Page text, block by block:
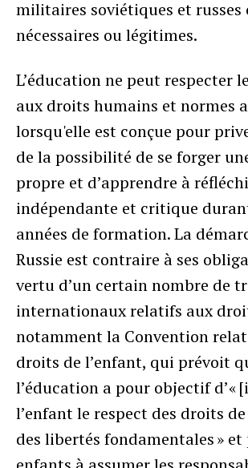
militaires soviétiques et russes
nécessaires ou légitimes.
L’éducation ne peut respecter
aux droits humains et normes
lorsqu'elle est conçue pour
de la possibilité de se forger
propre et d’apprendre à
indépendante et critique
années de formation. La
Russie est contraire à ses
vertu d’un certain nombre de
internationaux relatifs aux
notamment la Convention
droits de l’enfant, qui prévoit
l’éducation a pour objectif d’«
l’enfant le respect des droits
des libertés fondamentales » et